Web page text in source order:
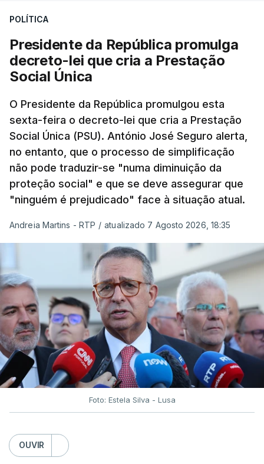
POLÍTICA
Presidente da República promulga
decreto-lei que cria a Prestação
Social Única
O Presidente da República promulgou esta
sexta-feira o decreto-lei que cria a Prestação
Social Única (PSU). António José Seguro alerta,
no entanto, que o processo de simplificação
não pode traduzir-se "numa diminuição da
proteção social" e que se deve assegurar que
"ninguém é prejudicado" face à situação atual.
Andreia Martins - RTP / atualizado 7 Agosto 2026, 18:35
Foto: Estela Silva - Lusa
OUVIR